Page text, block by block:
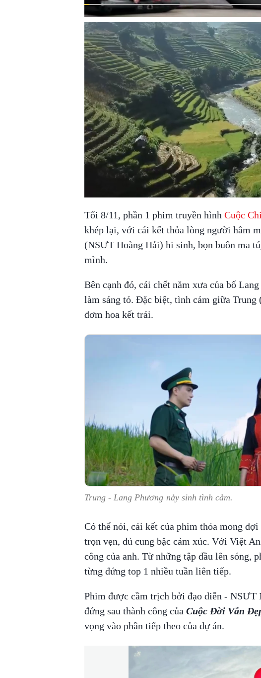
Tối 8/11, phần 1 phim truyền hình Cuộc
khép lại, với cái kết thỏa lòng người hâm
(NSƯT Hoàng Hải) hi sinh, bọn buôn ma
mình.
Bên cạnh đó, cái chết năm xưa của bố
làm sáng tỏ. Đặc biệt, tình cảm giữa
đơm hoa kết trái.
Trung - Lang Phương nảy sinh tình cảm.
Có thể nói, cái kết của phim thỏa mong
trọn vẹn, đủ cung bậc cảm xúc. Với Việt
công của anh. Từ những tập đầu lên sóng,
từng đứng top 1 nhiều tuần liên tiếp.
Phim được cầm trịch bởi đạo diễn - NSƯT
đứng sau thành công của Cuộc Đời Vẫn
vọng vào phần tiếp theo của dự án.